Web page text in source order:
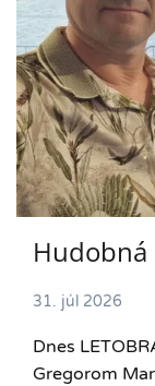
Hudobná
31. júl 2026
Dnes
Gregorom